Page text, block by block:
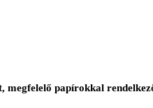
megfelelő papírokkal